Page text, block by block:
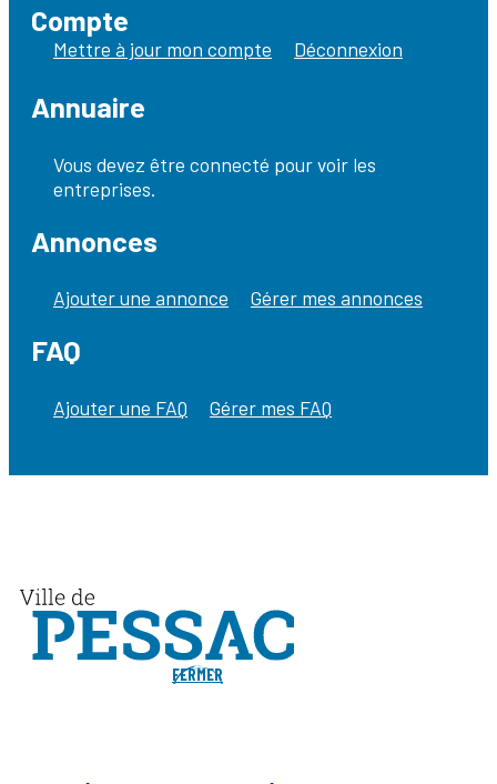
Compte
Mettre à jour mon compte Déconnexion
Annuaire
Vous devez être connecté pour voir les
entreprises.
Annonces
Ajouter une annonce Gérer mes annonces
FAQ
Ajouter une FAQ Gérer mes FAQ
FERMER